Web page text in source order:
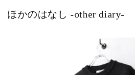
ほかのはなし -other diary-